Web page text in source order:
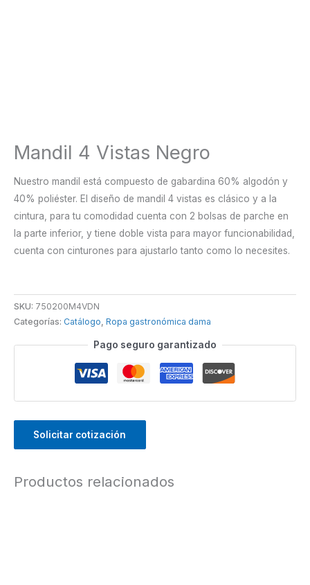
Mandil 4 Vistas Negro
Nuestro mandil está compuesto de gabardina 60% algodón y
40% poliéster. El diseño de mandil 4 vistas es clásico y a la
cintura, para tu comodidad cuenta con 2 bolsas de parche en
la parte inferior, y tiene doble vista para mayor funcionabilidad,
cuenta con cinturones para ajustarlo tanto como lo necesites.
SKU: 750200M4VDN
Categorías: Catálogo Ropa gastronómica dama
Pago seguro garantizado
Solicitar cotización
Productos relacionados